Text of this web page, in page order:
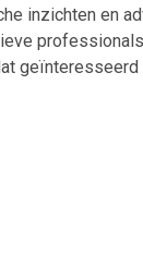
inzichten en